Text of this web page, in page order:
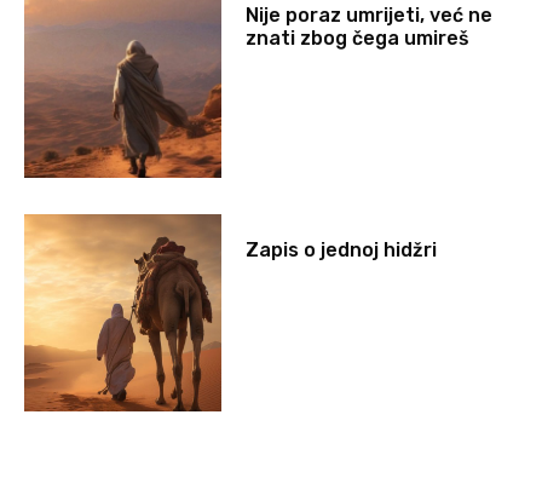
Nije poraz umrijeti, već ne
znati zbog čega umireš
Zapis o jednoj hidžri